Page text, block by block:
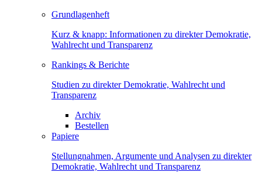
Grundlagenheft
Kurz & knapp: Informationen zu direkter Demokratie,
Wahlrecht und Transparenz
Rankings & Berichte
Studien zu direkter Demokratie, Wahlrecht und
Transparenz
Archiv
Bestellen
Papiere
Stellungnahmen, Argumente und Analysen zu direkter
Demokratie, Wahlrecht und Transparenz